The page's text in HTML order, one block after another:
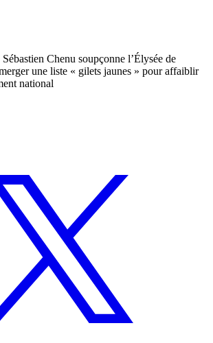
Chenu soupçonne l’Élysée de
une liste « gilets jaunes » pour affaiblir
national